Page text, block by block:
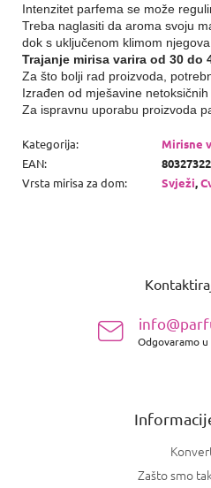
Intenzitet parfema se može
Treba naglasiti da aroma svoju
dok s uključenom klimom
Trajanje mirisa varira od 30 do
Za što bolji rad proizvoda,
Izrađen od mješavine
Za ispravnu uporabu proizvoda
Kategorija:
Mirisne
EAN:
Vrsta mirisa za dom: Svježi,
Odgovaramo
Zašto smo